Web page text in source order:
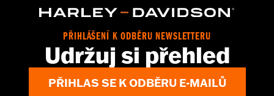
PŘIHLÁŠENÍ K ODBĚRU NEWSLETTERU
Udržuj si přehled
PŘIHLAS SE K ODBĚRU E-MAILŮ